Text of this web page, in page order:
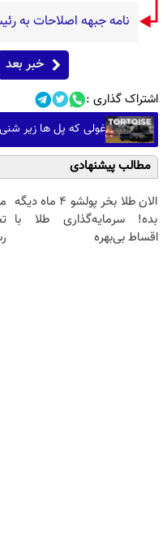
نامه جبهه اصلاحات به
خبر بعد
اشتراک گذاری :
غولی که پل ها زیر
مطالب پیشنهادی
الان طلا بخر پولشو 4 ماه دیگه
بده! سرمایه‌گذاری طلا با
اقساط بی‌بهره